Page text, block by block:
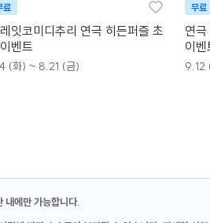
료
잇코미디추리 연극 히든퍼즐 초
벤트
(화) ~ 8.21 (금)
무료
연극
이벤
9.12
에만 가능합니다.